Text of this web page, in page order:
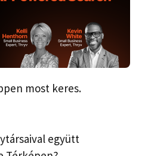
most keres.
együtt